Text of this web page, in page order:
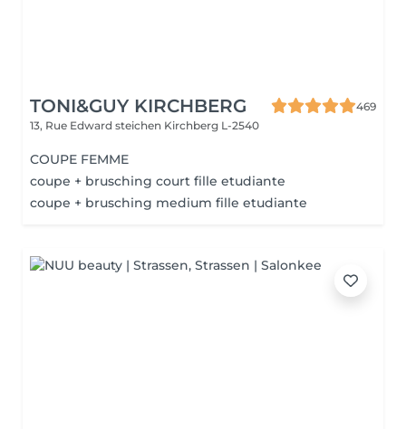
TONI&GUY KIRCHBERG
469
13, Rue Edward steichen Kirchberg L-2540
COUPE FEMME
coupe + brusching court fille etudiante
coupe + brusching medium fille etudiante